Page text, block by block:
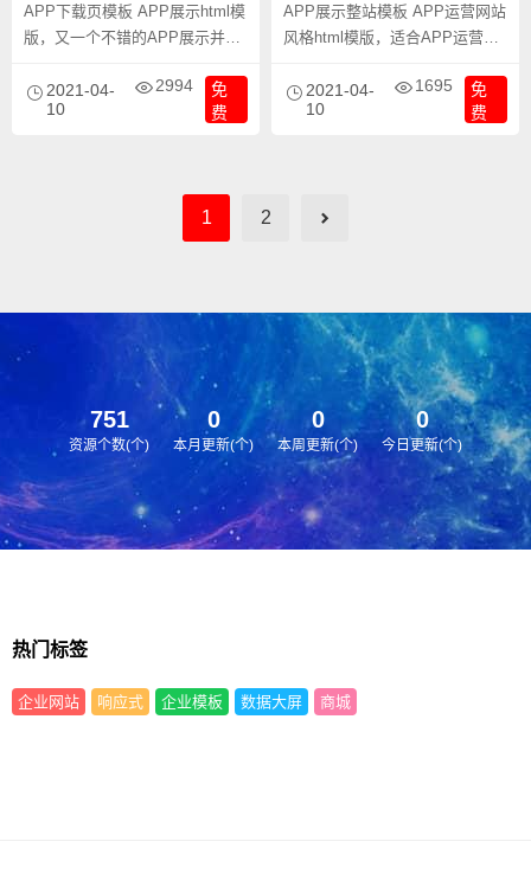
APP下载页模板 APP展示html模
版，又一个不错的APP展示并下
棒，大气展示及详情介绍APP。
2021-04-
10
2994
免
费
APP展示整站模板 APP运营网站
风格html模版，适合APP运营的
页面丰富全面，直接修改可用。
2021-04-
10
1695
免
费
1 2
751
资源个数(个)
0
本月更新(个)
0
本周更新(个)
0
今日更新(个)
热门标签
企业网站 响应式 企业模板 数据大屏 商城